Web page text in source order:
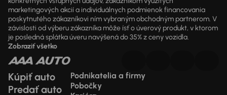
marketingových akcií a individuálnych podmienok financovania
poskytnutého zákazníkovi ním vybraným obchodným partnerom. V
závislosti od výberu zákazníka môže ísť o úverový produkt, v ktorom
je posledná splátka úveru navýšená do 35% z ceny vozidla.
Zobraziť všetko
Kúpiť auto
Predať auto
Podnikatelia a firmy
Pobočky